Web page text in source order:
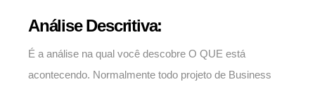
Análise Descritiva:
É a análise na qual você descobre O QUE está
acontecendo. Normalmente todo projeto de Business